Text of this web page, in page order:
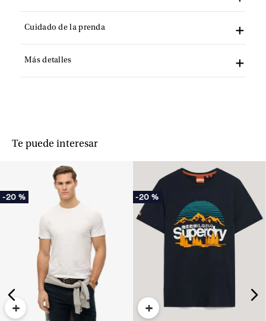
Cuidado de la prenda
Más detalles
Te puede interesar
-20 %
+
-20 %
+